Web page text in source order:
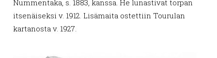
Nummentaka, s. 1883, kanssa. He lunastivat torpan
itsenäiseksi v. 1912. Lisämaita ostettiin Tourulan
kartanosta v. 1927.